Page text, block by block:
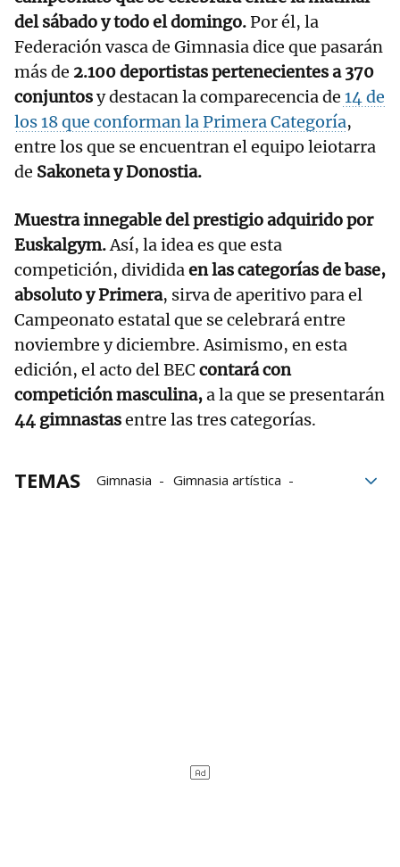
del sábado y todo el domingo.Por él, la
Federación vasca de Gimnasia dice que pasarán
más de 2.100 deportistas pertenecientes a 370
conjuntosy destacan la comparecencia de 14 de
los 18 que conforman la Primera Categoría,
entre los que se encuentran el equipo leiotarra
de Sakoneta y Donostia.
Muestra innegable del prestigio adquirido por
Euskalgym.Así, la idea es que esta
competición, divididaen las categorías de base,
absoluto y Primera, sirva de aperitivo para el
Campeonato estatal que se celebrará entre
noviembre y diciembre. Asimismo, en esta
edición, el acto del BEC contará con
competición masculina,a la que se presentarán
44 gimnastasentre las tres categorías.
TEMAS Gimnasia
Gimnasia artística